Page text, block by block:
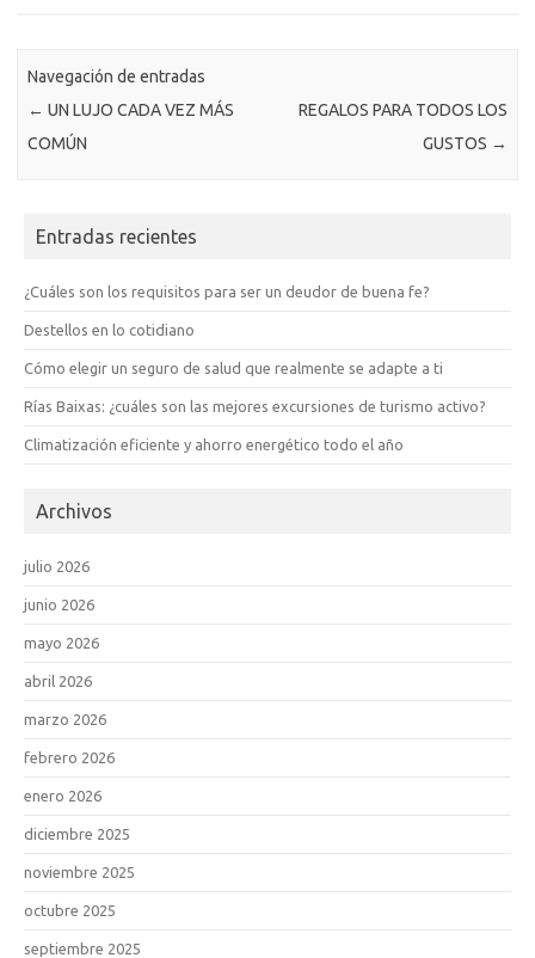
Navegación de entradas
← UN LUJO CADA VEZ MÁS
COMÚN
REGALOS PARA TODOS LOS
GUSTOS →
Entradas recientes
¿Cuáles son los requisitos para ser un deudor de buena fe?
Destellos en lo cotidiano
Cómo elegir un seguro de salud que realmente se adapte a ti
Rías Baixas: ¿cuáles son las mejores excursiones de turismo activo?
Climatización eficiente y ahorro energético todo el año
Archivos
julio 2026
junio 2026
mayo 2026
abril 2026
marzo 2026
febrero 2026
enero 2026
diciembre 2025
noviembre 2025
octubre 2025
septiembre 2025